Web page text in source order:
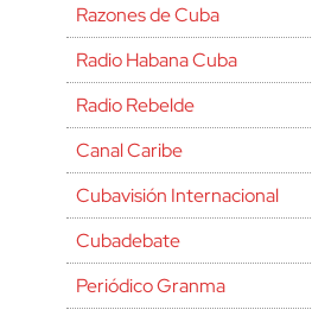
Razones de Cuba
Radio Habana Cuba
Radio Rebelde
Canal Caribe
Cubavisión Internacional
Cubadebate
Periódico Granma